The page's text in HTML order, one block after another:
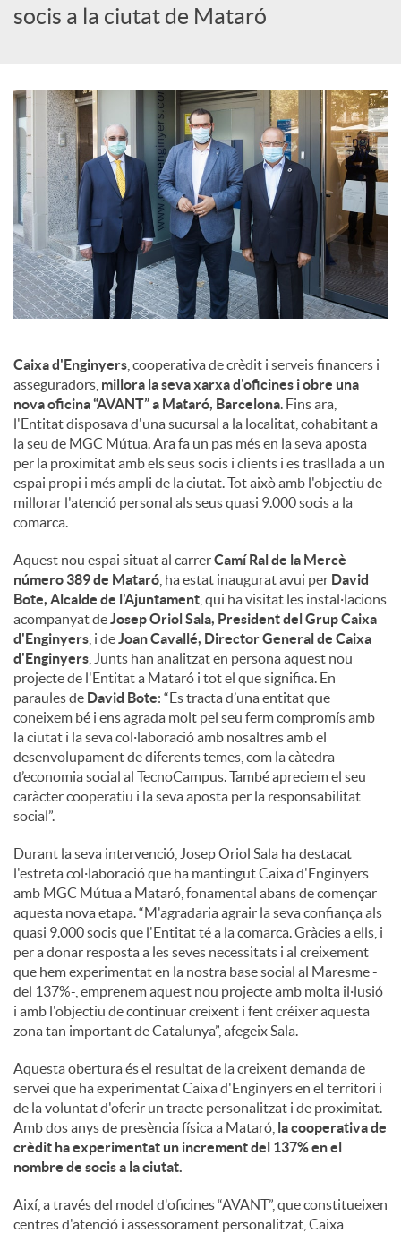
c
i
a
l
s
socis a la ciutat de Mataró
Caixa d'Enginyers , cooperativa de crèdit i serveis financers i
asseguradors, millora la seva xarxa d'oficines i obre una
nova oficina “AVANT” a Mataró, Barcelona . Fins ara,
l'Entitat disposava d'una sucursal a la localitat, cohabitant a
la seu de MGC Mútua. Ara fa un pas més en la seva aposta
per la proximitat amb els seus socis i clients i es trasllada a un
espai propi i més ampli de la ciutat. Tot això amb l'objectiu de
millorar l'atenció personal als seus quasi 9.000 socis a la
comarca.
Aquest nou espai situat al carrerCamí Ral de la Mercè
número 389 de Mataró , ha estat inaugurat avui per David
Bote, Alcalde de l'Ajuntament , qui ha visitat les instal·lacions
acompanyat de Josep Oriol Sala, President del Grup Caixa
d'Enginyers , i de Joan Cavallé, Director General de Caixa
d'Enginyers , Junts han analitzat en persona aquest nou
projecte de l'Entitat a Mataró i tot el que significa. En
paraules de David Bote: “Es tracta d’una entitat que
coneixem bé i ens agrada molt pel seu ferm compromís amb
la ciutat i la seva col·laboració amb nosaltres amb el
desenvolupament de diferents temes, com la càtedra
d’economia social al TecnoCampus. També apreciem el seu
caràcter cooperatiu i la seva aposta per la responsabilitat
social”.
Durant la seva intervenció, Josep Oriol Sala ha destacat
l'estreta col·laboració que ha mantingut Caixa d'Enginyers
amb MGC Mútua a Mataró, fonamental abans de començar
aquesta nova etapa. “M'agradaria agrair la seva confiança als
quasi 9.000 socis que l'Entitat té a la comarca. Gràcies a ells, i
per a donar resposta a les seves necessitats i al creixement
que hem experimentat en la nostra base social al Maresme -
del 137%-, emprenem aquest nou projecte amb molta il·lusió
i amb l'objectiu de continuar creixent i fent créixer aquesta
zona tan important de Catalunya”, afegeix Sala.
Aquesta obertura és el resultat de la creixent demanda de
servei que ha experimentat Caixa d'Enginyers en el territori i
de la voluntat d'oferir un tracte personalitzat i de proximitat.
Amb dos anys de presència física a Mataró, la cooperativa de
crèdit ha experimentat un increment del 137% en el
nombre de socis a la ciutat.
Així, a través del model d'oficines “AVANT”, que constitueixen
centres d'atenció i assessorament personalitzat, Caixa